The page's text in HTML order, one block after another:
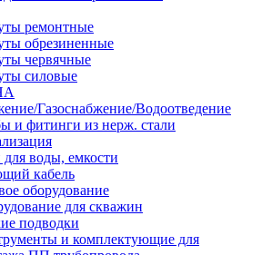
ремонтные
обрезиненные
червячные
силовые
Газоснабжение/Водоотведение
и фитинги из нерж. стали
для воды, емкости
кабель
оборудование
для скважин
подводки
и комплектующие для